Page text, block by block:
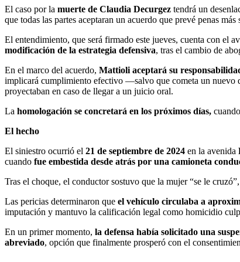
El caso por la muerte de Claudia Decurgez tendrá un
que todas las partes aceptaran un acuerdo que prevé penas
El entendimiento, que será firmado este jueves, cuenta con el
modificación de la estrategia defensiva, tras el cambio de
En el marco del acuerdo, Mattioli aceptará su
implicará cumplimiento efectivo —salvo que cometa un nuevo
proyectaban en caso de llegar a un juicio oral.
La homologación se concretará en los próximos días,
El hecho
El siniestro ocurrió el 21 de septiembre de 2024 en la avenida
cuando fue embestida desde atrás por una camioneta
Tras el choque, el conductor sostuvo que la mujer “se le
Las pericias determinaron que el vehículo circulaba a
imputación y mantuvo la calificación legal como homicidio
En un primer momento, la defensa había solicitado una
abreviado, opción que finalmente prosperó con el